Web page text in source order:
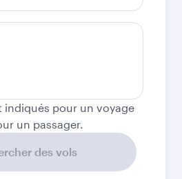
indiqués pour un voyage
un passager.
des vols